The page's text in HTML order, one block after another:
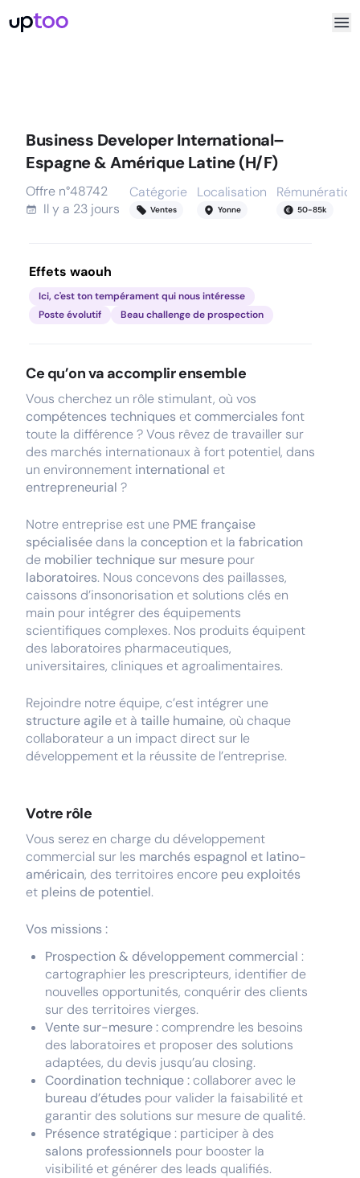
Business Developer International–
Espagne & Amérique Latine (H/F)
Offre n°48742
Il y a 23 jours
Catégorie
Ventes
Localisation
Yonne
Rémunération
50-85k
Effets waouh
Ici, c'est ton tempérament qui nous intéresse
Poste évolutif
Beau challenge de prospection
Ce qu’on va accomplir ensemble
Vous cherchez un rôle stimulant, où vos
compétences techniques et commerciales font
toute la différence ? Vous rêvez de travailler sur
des marchés internationaux à fort potentiel, dans
un environnement international et
entrepreneurial ?
Notre entreprise est une PME française
spécialisée dans la conception et la fabrication
de mobilier technique sur mesure pour
laboratoires. Nous concevons des paillasses,
caissons d’insonorisation et solutions clés en
main pour intégrer des équipements
scientifiques complexes. Nos produits équipent
des laboratoires pharmaceutiques,
universitaires, cliniques et agroalimentaires.
Rejoindre notre équipe, c’est intégrer une
structure agile et à taille humaine, où chaque
collaborateur a un impact direct sur le
développement et la réussite de l’entreprise.
Votre rôle
Vous serez en charge du développement
commercial sur les marchés espagnol et latino-
américain, des territoires encore peu exploités
et pleins de potentiel.
Vos missions :
Prospection & développement commercial :
cartographier les prescripteurs, identifier de
nouvelles opportunités, conquérir des clients
sur des territoires vierges.
Vente sur-mesure : comprendre les besoins
des laboratoires et proposer des solutions
adaptées, du devis jusqu’au closing.
Coordination technique : collaborer avec le
bureau d’études pour valider la faisabilité et
garantir des solutions sur mesure de qualité.
Présence stratégique: participer à des
salons professionnels pour booster la
visibilité et générer des leads qualifiés.